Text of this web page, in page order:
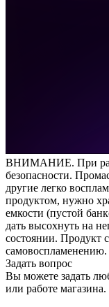
ВНИМАНИЕ. При
безопасности.
другие легко
продуктом, нужно
емкости (пустой
дать высохнуть на
состоянии. Продукт
самовоспламенению.
Задать вопрос
Вы можете задать
или работе магазина.